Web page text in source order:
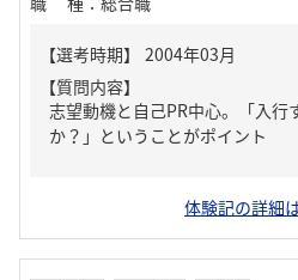
【質問内容】
志望動機と自己PR中心。「入行
か？」ということがポイント
体験記の詳細